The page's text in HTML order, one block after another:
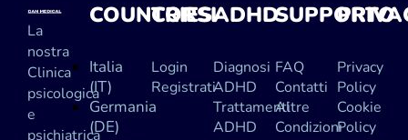
La
nostra
Clinica
psicologica
e
psichiatrica
COUNTRIES
Italia
(IT)
Germania
(DE)
CORSI
Login
Registrati
ADHD
Diagnosi
ADHD
Trattamenti
ADHD
SUPPORTO
FAQ
Contatti
Altre
Condizioni
Privacy
Policy
Cookie
Policy